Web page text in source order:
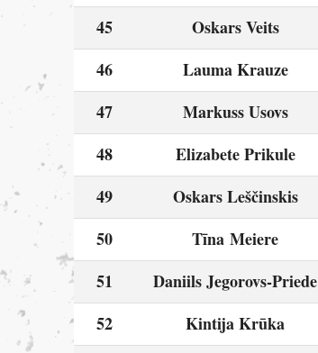
45
Oskars Veits
46
Lauma Krauze
47
Markuss Usovs
48
Elizabete Prikule
49
Oskars Leščinskis
50
Tīna Meiere
51
Daniils Jegorovs-Priede
52
Kintija Krūka